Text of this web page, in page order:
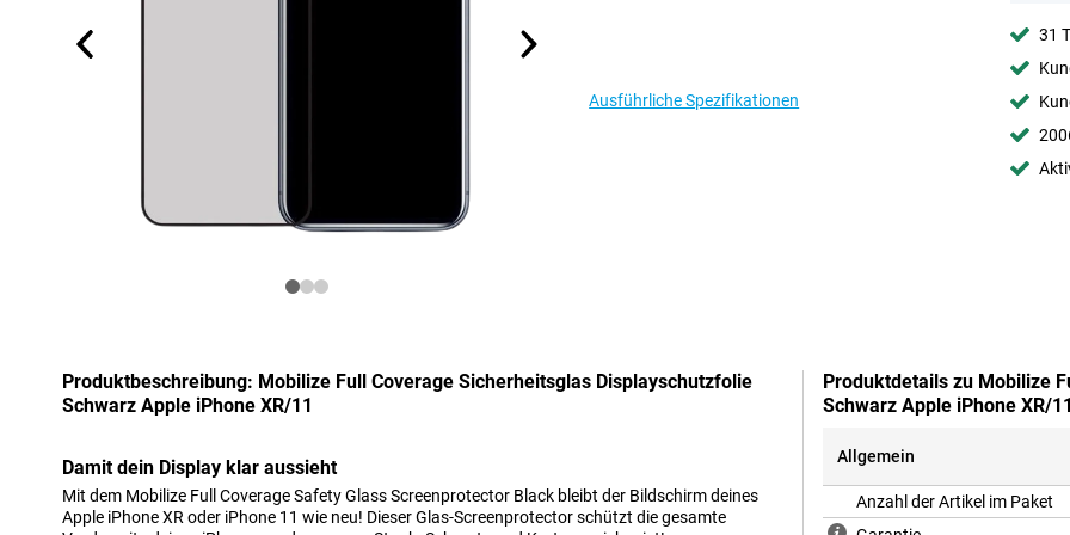
Ausführliche Spezifikationen
31
Produktbeschreibung: Mobilize Full Coverage Sicherheitsglas Displayschutzfolie
Schwarz Apple iPhone XR/11
Damit dein Display klar aussieht
Mit dem Mobilize Full Coverage Safety Glass Screenprotector Black bleibt der Bildschirm deines
Apple iPhone XR oder iPhone 11 wie neu! Dieser Glas-Screenprotector schützt die gesamte
Produktdetails zu Mobilize
Schwarz Apple iPhone XR/
Allgemein
Anzahl der Artikel im Paket